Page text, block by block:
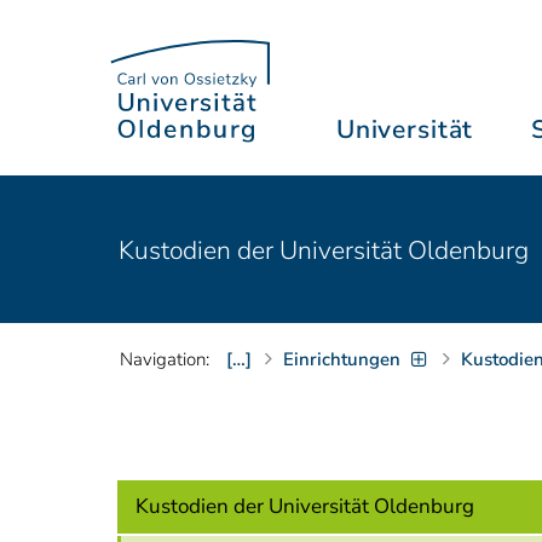
Universität
Kustodien der Universität Oldenburg
Navigation: […] Einrichtungen Kustodien
Kustodien der Universität Oldenburg